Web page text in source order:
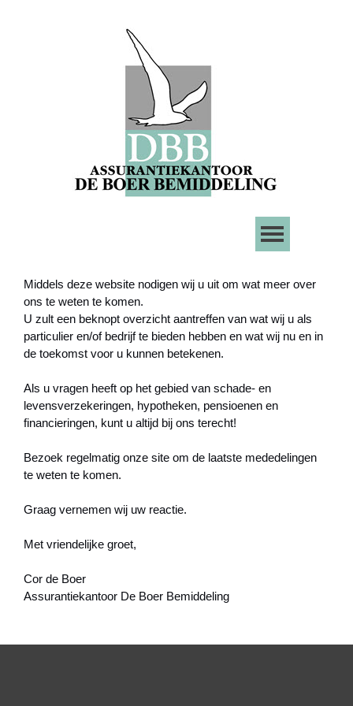
Middels deze website nodigen wij u uit om wat meer over
ons te weten te komen.
U zult een beknopt overzicht aantreffen van wat wij u als
particulier en/of bedrijf te bieden hebben en wat wij nu en in
de toekomst voor u kunnen betekenen.
Als u vragen heeft op het gebied van schade- en
levensverzekeringen, hypotheken, pensioenen en
financieringen, kunt u altijd bij ons terecht!
Bezoek regelmatig onze site om de laatste mededelingen
te weten te komen.
Graag vernemen wij uw reactie.
Met vriendelijke groet,
Cor de Boer
Assurantiekantoor De Boer Bemiddeling